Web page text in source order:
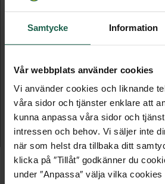
Samtycke Information
Vår webbplats använder cookies
Vi använder cookies och liknande
våra sidor och tjänster enklare att
kunna anpassa våra sidor och
intressen och behov. Vi säljer inte
när som helst dra tillbaka ditt
klicka på ″Tillåt″ godkänner du
under ″Anpassa″ välja vilka
HÄNGSKENA
Pelly system
289 kr
Pelly